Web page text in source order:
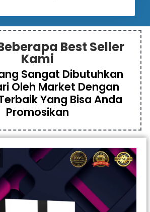
Best Seller
Kami
Sangat Dibutuhkan
Oleh Market Dengan
Yang Bisa Anda
Promosikan